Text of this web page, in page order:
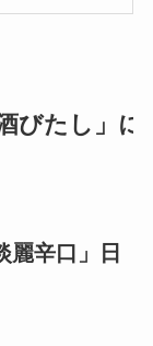
びたし」に
麗辛口」日